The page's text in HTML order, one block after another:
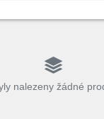
nalezeny žádné